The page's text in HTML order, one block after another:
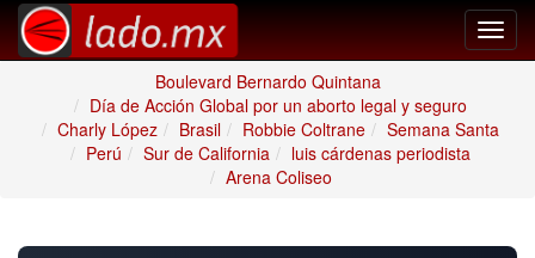
Boulevard Bernardo Quintana
Día de Acción Global por un aborto legal y seguro
Charly López
Brasil Robbie Coltrane
Semana Santa
Perú
Sur de California
luis cárdenas periodista
Arena Coliseo